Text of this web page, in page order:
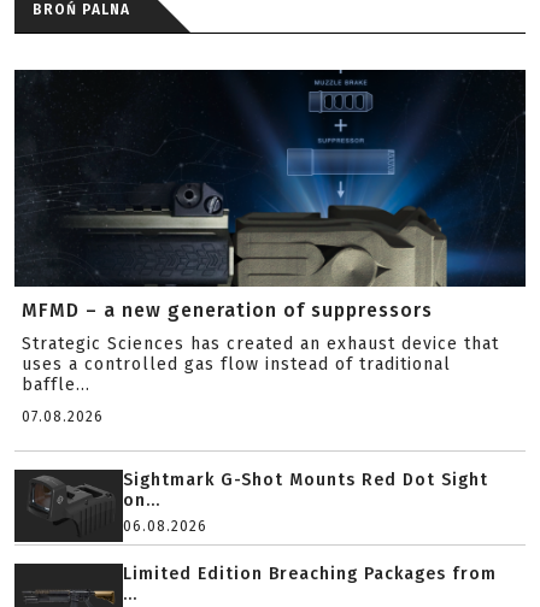
BROŃ PALNA
MFMD – a new generation of suppressors
Strategic Sciences has created an exhaust device that
uses a controlled gas flow instead of traditional
baffle...
07.08.2026
Sightmark G-Shot Mounts Red Dot Sight
on...
06.08.2026
Limited Edition Breaching Packages from
...